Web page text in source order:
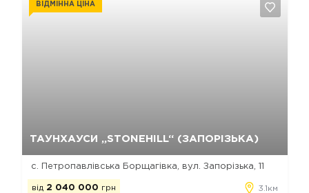
ТАУНХАУСИ „STONEHILL“ (ЗАПОРІЗЬКА)
ВІДМІННА ЦІНА
с. Петропавлівська Борщагівка, вул. Запорізька, 11
від 2 040 000 грн 3.1км